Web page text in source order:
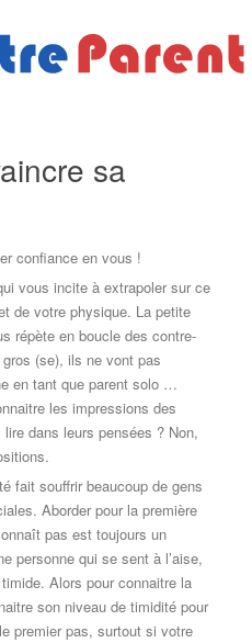
sa
confiance en vous !
vous incite à extrapoler sur ce
de votre physique. La petite
répète en boucle des contre-
(se), ils ne vont pas
en tant que parent solo …
les impressions des
dans leurs pensées ? Non,
fait souffrir beaucoup de gens
Aborder pour la première
pas est toujours un
personne qui se sent à l’aise,
Alors pour connaitre la
son niveau de timidité pour
premier pas, surtout si votre